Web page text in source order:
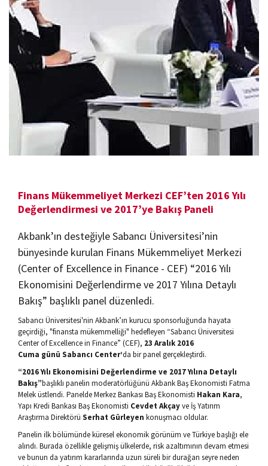
Finans Mükemmeliyet Merkezi CEF’ten 2016 Yılı
Değerlendirmesi ve 2017’ye Bakış Paneli
Akbank’ın desteğiyle Sabancı Üniversitesi’nin
bünyesinde kurulan Finans Mükemmeliyet Merkezi
(Center of Excellence in Finance - CEF) “2016 Yılı
Ekonomisini Değerlendirme ve 2017 Yılına Detaylı
Bakış” başlıklı panel düzenledi.
Sabancı Üniversitesi'nin Akbank’ın kurucu sponsorluğunda hayata
geçirdiği, "finansta mükemmelliği" hedefleyen “Sabancı Üniversitesi
Center of Excellence in Finance” (CEF), 23 Aralık 2016
Cuma günü Sabancı Center’da bir panel gerçekleştirdi.
“2016 Yılı Ekonomisini Değerlendirme ve 2017 Yılına Detaylı
Bakış”başlıklı panelin moderatörlüğünü Akbank Baş Ekonomisti Fatma
Melek üstlendi. Panelde Merkez Bankası Baş Ekonomisti Hakan Kara,
Yapı Kredi Bankası Baş Ekonomisti Cevdet Akçayve İş Yatırım
Araştırma Direktörü Serhat Gürleyen konuşmacı oldular.
Panelin ilk bölümünde küresel ekonomik görünüm ve Türkiye başlığı ele
alındı. Burada özellikle gelişmiş ülkelerde, risk azaltımının devam etmesi
ve bunun da yatırım kararlarında uzun süreli bir durağan seyre neden